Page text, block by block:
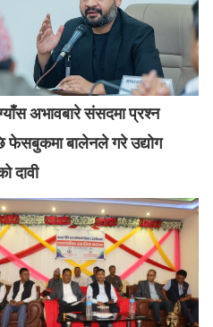
अभावबारे संसदमा प्रश्न
फेसबुकमा बालेनले गरे उद्योग
दावी